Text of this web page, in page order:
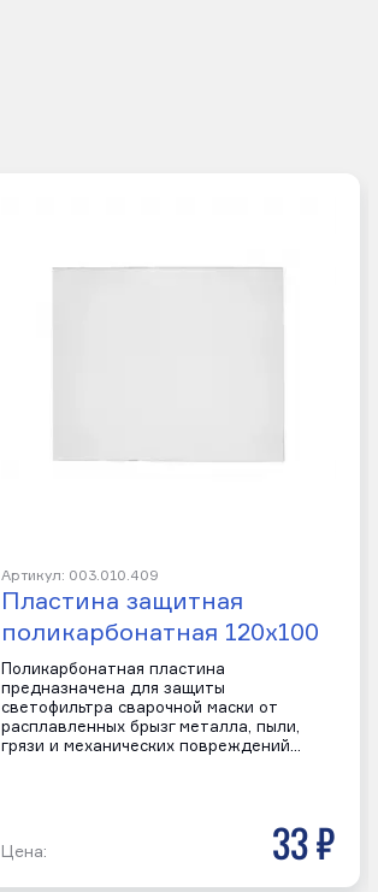
Артикул: 003.010.409
Пластина защитная
поликарбонатная 120х100
Поликарбонатная пластина
предназначена для защиты
светофильтра сварочной маски от
расплавленных брызг металла, пыли,
грязи и механических повреждений…
Цена: 33 р